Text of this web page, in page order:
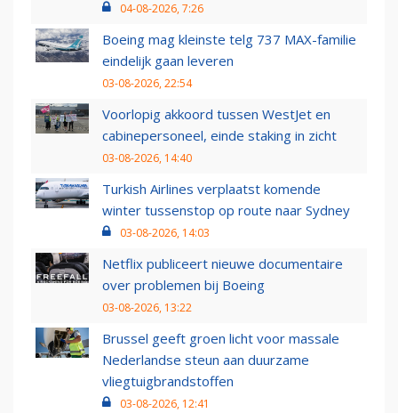
04-08-2026, 7:26
Boeing mag kleinste telg 737 MAX-familie
eindelijk gaan leveren
03-08-2026, 22:54
Voorlopig akkoord tussen WestJet en
cabinepersoneel, einde staking in zicht
03-08-2026, 14:40
Turkish Airlines verplaatst komende
winter tussenstop op route naar Sydney
03-08-2026, 14:03
Netflix publiceert nieuwe documentaire
over problemen bij Boeing
03-08-2026, 13:22
Brussel geeft groen licht voor massale
Nederlandse steun aan duurzame
vliegtuigbrandstoffen
03-08-2026, 12:41